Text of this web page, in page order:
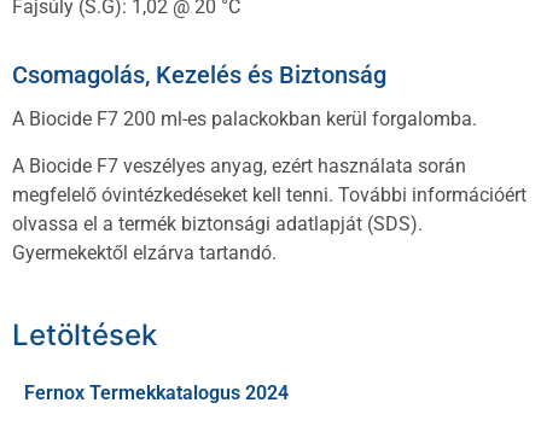
Fajsúly (S.G): 1,02 @ 20 °C
Csomagolás, Kezelés és Biztonság
A Biocide F7 200 ml-es palackokban kerül forgalomba.
A Biocide F7 veszélyes anyag, ezért használata során
megfelelő óvintézkedéseket kell tenni. További információért
olvassa el a termék biztonsági adatlapját (SDS).
Gyermekektől elzárva tartandó.
Letöltések
Fernox Termekkatalogus 2024